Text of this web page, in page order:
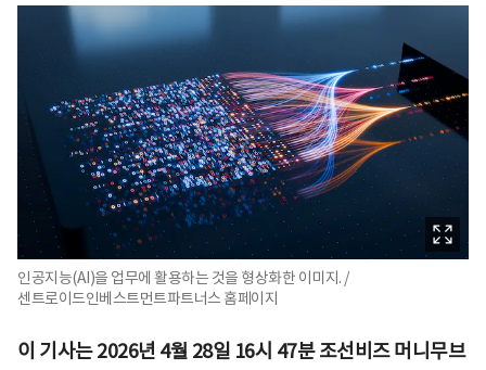
인공지능(AI)을 업무에 활용하는 것을 형상화한 이미지. /
센트로이드인베스트먼트파트너스 홈페이지
이 기사는 2026년 4월 28일 16시 47분 조선비즈 머니무브